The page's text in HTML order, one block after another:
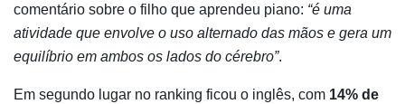
comentário sobre o filho que aprendeu piano: “é uma
atividade que envolve o uso alternado das mãos e gera um
equilíbrio em ambos os lados do cérebro”.
Em segundo lugar no ranking ficou o inglês, com 14% de